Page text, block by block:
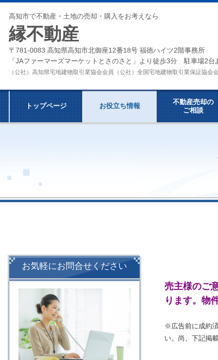
高知市で不動産・土地の売却・購入をお考えなら
縁不動産
〒781-0083 高知県高知市北御座12番18号 福徳ハイツ2階事務所
「JAファーマーズマーケットとさのさと」より徒歩3分 駐車場2台
（公社）高知県宅地建物取引業協会会員（公社）全国宅地建物取引業保証協
トップページ お役立ち情報
不動産売却の
ご相談
売主様のご
ります。 物
※広告前に成約
い。尚、下記掲
お気軽にお問合せください